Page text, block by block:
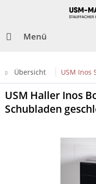
Menü
Übersicht USM Inos
USM Haller Inos
Schubladen